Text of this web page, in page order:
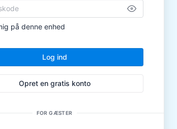
på denne enhed
Log ind
Opret en gratis konto
FOR GÆSTER